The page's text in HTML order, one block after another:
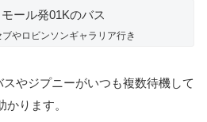
やロビンソンギャラリア行き
やジプニーがいつも複数待機して
ります。